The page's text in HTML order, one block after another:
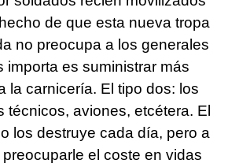
de que esta nueva tropa
no preocupa a los generales
importa es suministrar más
la carnicería. El tipo dos: los
técnicos, aviones, etcétera. El
los destruye cada día, pero a
el coste en vidas